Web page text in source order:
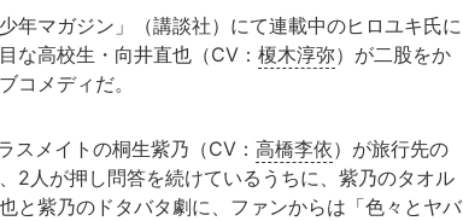
年マガジン」（講談社）にて連載中のヒロユキ氏に
な高校生・向井直也（CV： 榎木淳弥）が二股をか
コメディだ。
スメイトの桐生紫乃（CV： 高橋李依）が旅行先の
2人が押し問答を続けているうちに、紫乃のタオル
と紫乃のドタバタ劇に、ファンからは「色々とヤバ